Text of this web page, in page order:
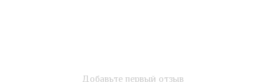
Добавьте первый отзыв